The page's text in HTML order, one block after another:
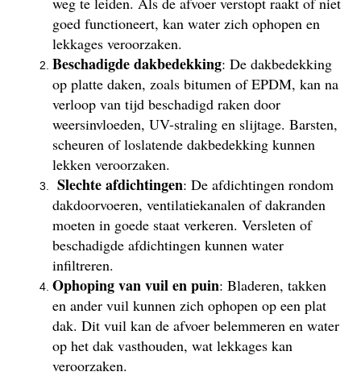
goed functioneert, kan water zich ophopen en
lekkages veroorzaken.
Beschadigde dakbedekking: De dakbedekking
op platte daken, zoals bitumen of EPDM, kan na
verloop van tijd beschadigd raken door
weersinvloeden, UV-straling en slijtage. Barsten,
scheuren of loslatende dakbedekking kunnen
lekken veroorzaken.
Slechte afdichtingen: De afdichtingen rondom
dakdoorvoeren, ventilatiekanalen of dakranden
moeten in goede staat verkeren. Versleten of
beschadigde afdichtingen kunnen water
infiltreren.
Ophoping van vuil en puin: Bladeren, takken
en ander vuil kunnen zich ophopen op een plat
dak. Dit vuil kan de afvoer belemmeren en water
op het dak vasthouden, wat lekkages kan
veroorzaken.